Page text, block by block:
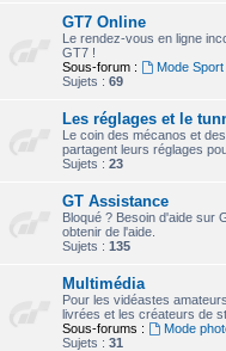
GT7 Online
Le rendez-vous en ligne
GT7 !
Sous-forum :
Mode Sport
Sujets : 69
Les réglages et le
Le coin des mécanos et
partagent leurs réglages
Sujets : 23
GT Assistance
Bloqué ? Besoin d'aide sur
obtenir de l'aide.
Sujets : 135
Multimédia
Pour les vidéastes
livrées et les créateurs de
Sous-forums :
Mode
Sujets : 31